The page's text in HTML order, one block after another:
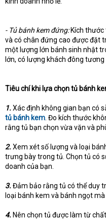
- Tủ bánh kem đứng:Kích thước
và có chân đứng cao được đặt
một lượng lớn bánh sinh nhật
lớn, có lượng khách đông tương
Tiêu chí khi lựa chọn tủ bánh
1.Xác định không gian bạn có
tủ bánh kem. Đo kích thước
rằng tủ bạn chọn vừa vặn và
2.Xem xét số lượng và loại
trưng bày trong tủ. Chọn tủ có
doanh của bạn.
3.Đảm bảo rằng tủ có thể duy
loại bánh kem và bánh ngọt
4. Nên chọn tủ được làm từ